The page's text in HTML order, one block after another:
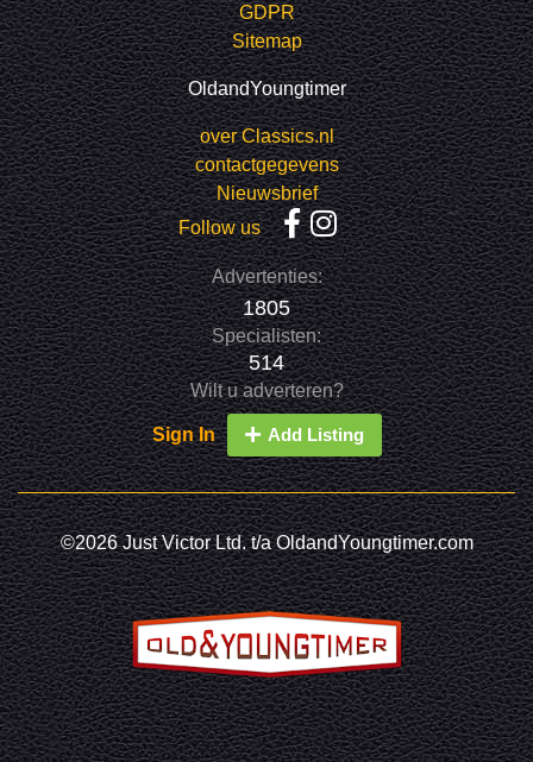
GDPR
Sitemap
OldandYoungtimer
over Classics.nl
contactgegevens
Nieuwsbrief
Follow us
Advertenties:
1805
Specialisten:
514
Wilt u adverteren?
Sign In Add Listing
©2026 Just Victor Ltd. t/a OldandYoungtimer.com